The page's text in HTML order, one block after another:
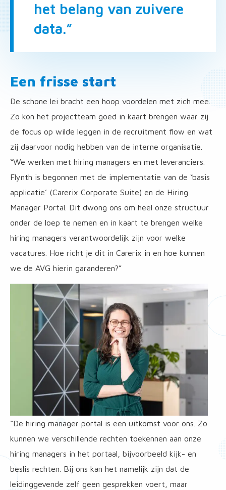
het belang van zuivere
data.”
Een frisse start
De schone lei bracht een hoop voordelen met zich mee.
Zo kon het projectteam goed in kaart brengen waar zij
de focus op wilde leggen in de recruitment flow en wat
zij daarvoor nodig hebben van de interne organisatie.
“We werken met hiring managers en met leveranciers.
Flynth is begonnen met de implementatie van de ‘basis
applicatie’ (Carerix Corporate Suite) en de Hiring
Manager Portal. Dit dwong ons om heel onze structuur
onder de loep te nemen en in kaart te brengen welke
hiring managers verantwoordelijk zijn voor welke
vacatures. Hoe richt je dit in Carerix in en hoe kunnen
we de AVG hierin garanderen?”
“De hiring manager portal is een uitkomst voor ons. Zo
kunnen we verschillende rechten toekennen aan onze
hiring managers in het portaal, bijvoorbeeld kijk- en
beslis rechten. Bij ons kan het namelijk zijn dat de
leidinggevende zelf geen gesprekken voert, maar